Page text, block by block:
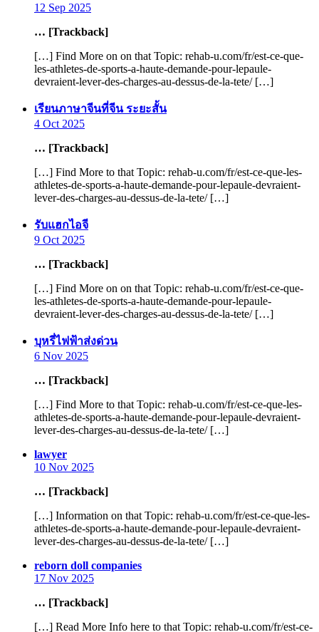
12 Sep 2025
… [Trackback]
[…] Find More on on that Topic: rehab-u.com/fr/est-ce-que-
les-athletes-de-sports-a-haute-demande-pour-lepaule-
devraient-lever-des-charges-au-dessus-de-la-tete/ […]
เรียนภาษาจีนที่จีน ระยะสั้น
4 Oct 2025
… [Trackback]
[…] Find More to that Topic: rehab-u.com/fr/est-ce-que-les-
athletes-de-sports-a-haute-demande-pour-lepaule-devraient-
lever-des-charges-au-dessus-de-la-tete/ […]
รับแฮกไอจีsays:
9 Oct 2025
… [Trackback]
[…] Find More on on that Topic: rehab-u.com/fr/est-ce-que-
les-athletes-de-sports-a-haute-demande-pour-lepaule-
devraient-lever-des-charges-au-dessus-de-la-tete/ […]
บุหรี่ไฟฟ้าส่งด่วน
6 Nov 2025
… [Trackback]
[…] Find More to that Topic: rehab-u.com/fr/est-ce-que-les-
athletes-de-sports-a-haute-demande-pour-lepaule-devraient-
lever-des-charges-au-dessus-de-la-tete/ […]
lawyersays:
10 Nov 2025
… [Trackback]
[…] Information on that Topic: rehab-u.com/fr/est-ce-que-les-
athletes-de-sports-a-haute-demande-pour-lepaule-devraient-
lever-des-charges-au-dessus-de-la-tete/ […]
reborn doll companiessays:
17 Nov 2025
… [Trackback]
[…] Read More Info here to that Topic: rehab-u.com/fr/est-ce-